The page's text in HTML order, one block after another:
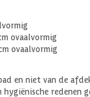
ovaalvormig
ovaalvormig
en niet van de
redenen